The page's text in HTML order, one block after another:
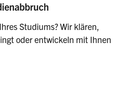
Studiums? Wir klären,
oder entwickeln mit Ihnen